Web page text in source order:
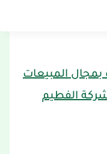
المبيعات
الفطيم